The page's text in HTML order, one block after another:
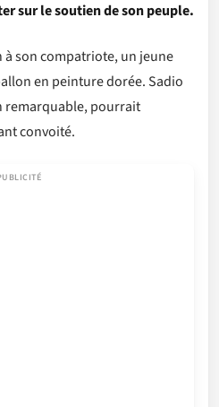
sur le soutien de son peuple.
son compatriote, un jeune
en peinture dorée. Sadio
remarquable, pourrait
convoité.